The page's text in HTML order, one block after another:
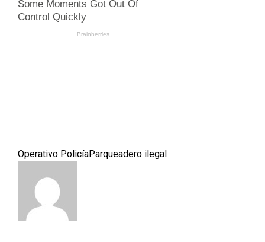
Operativo PolicíaParqueadero ilegal